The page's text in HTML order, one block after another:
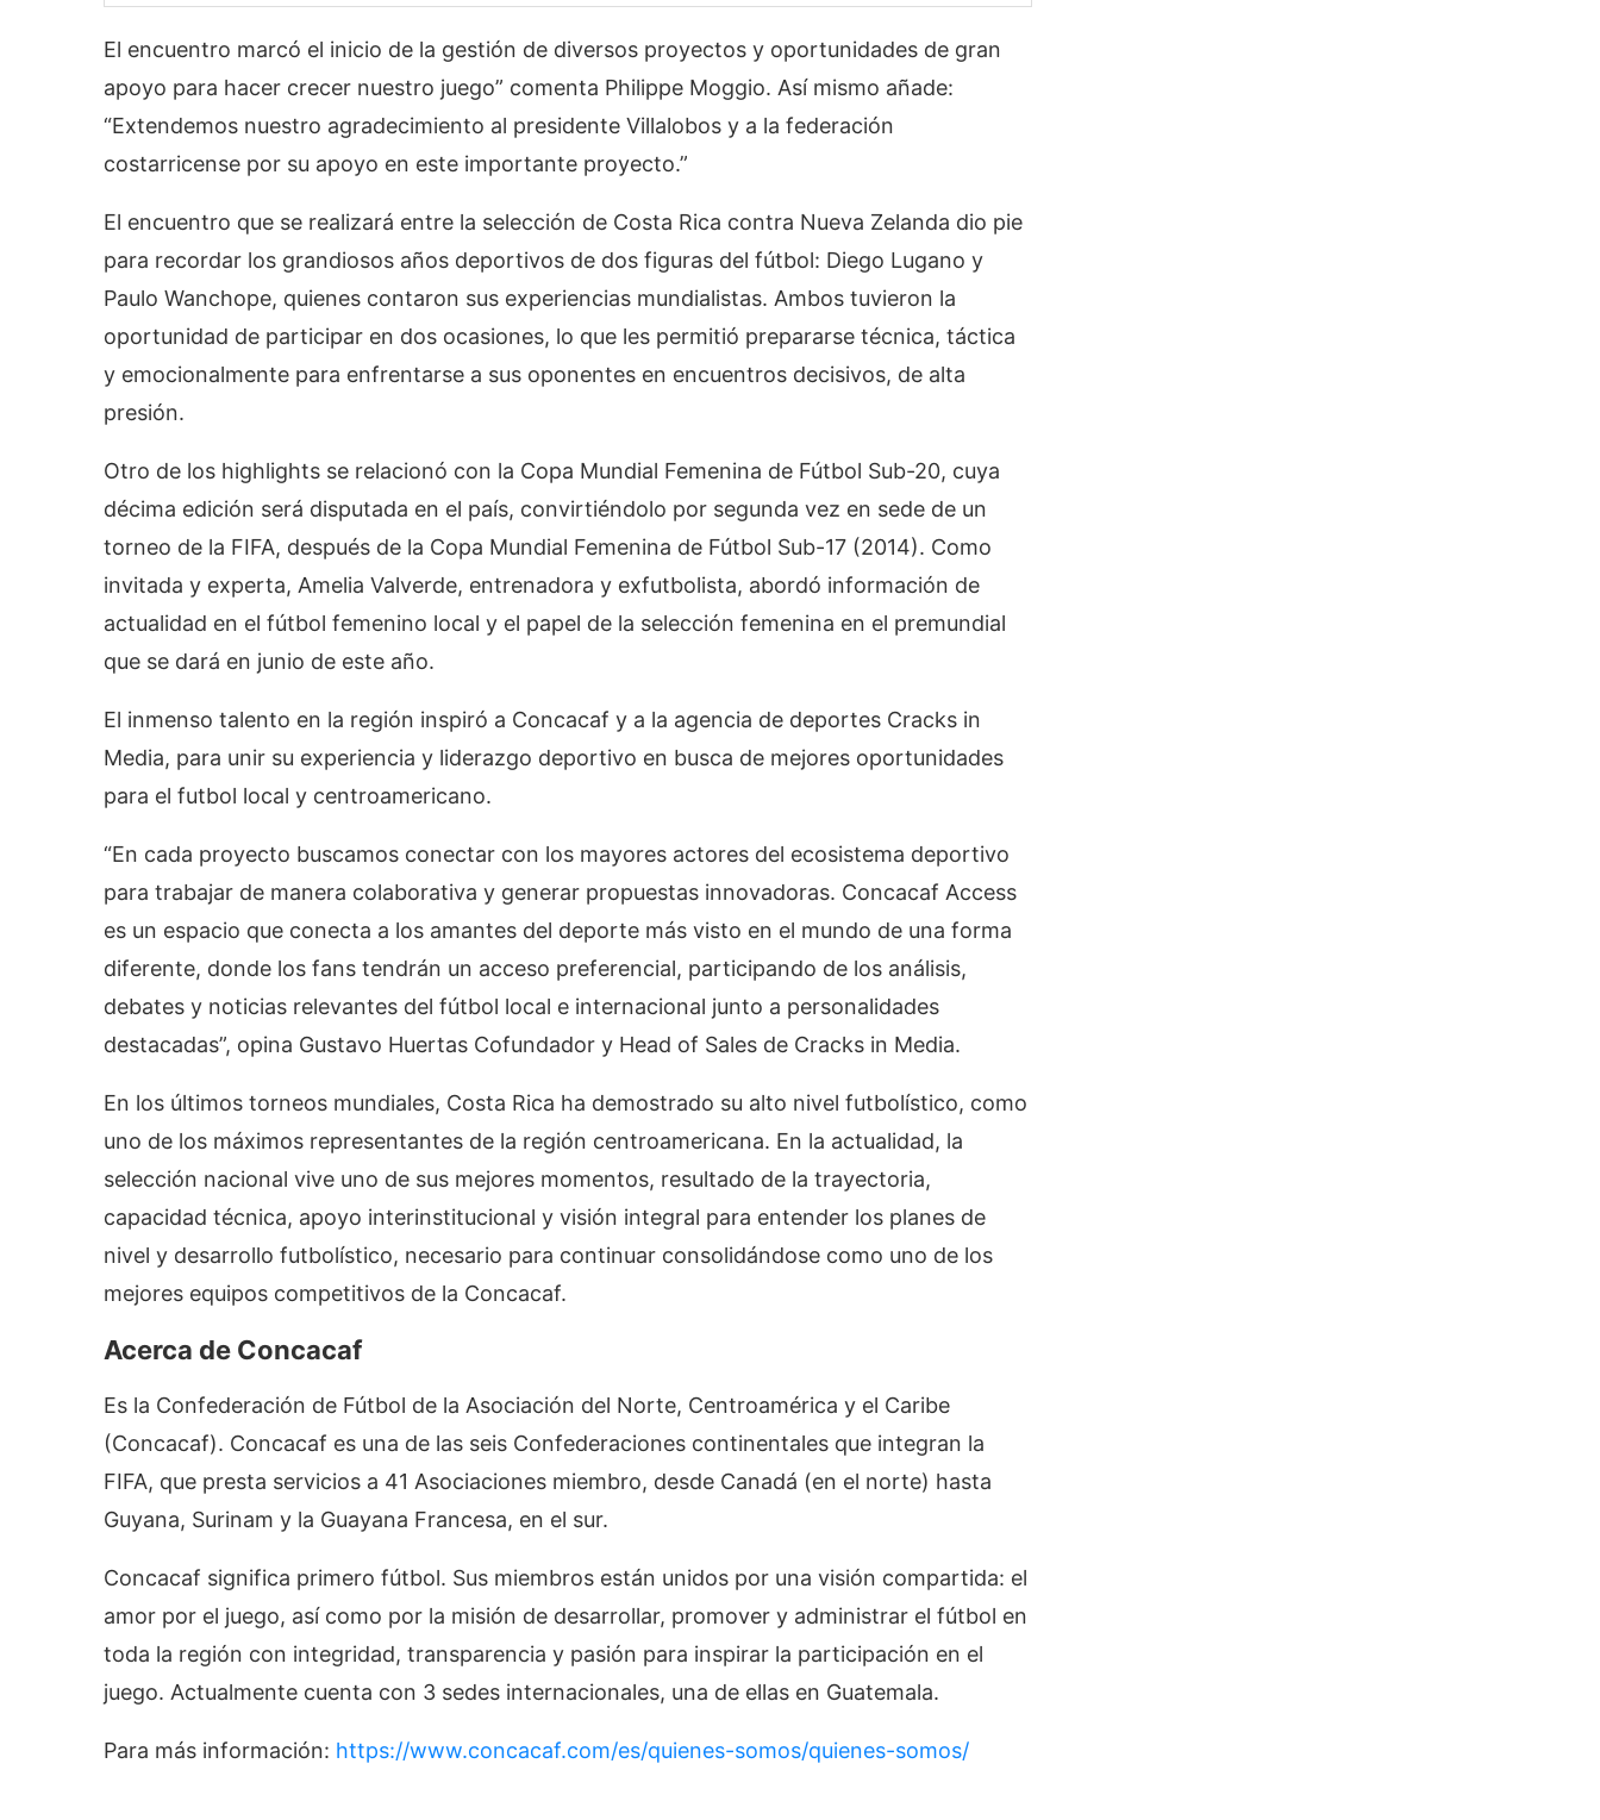
El encuentro marcó el inicio de la gestión de diversos proyectos y oportunidades de gran
apoyo para hacer crecer nuestro juego” comenta Philippe Moggio. Así mismo añade:
“Extendemos nuestro agradecimiento al presidente Villalobos y a la federación
costarricense por su apoyo en este importante proyecto.”
El encuentro que se realizará entre la selección de Costa Rica contra Nueva Zelanda dio pie
para recordar los grandiosos años deportivos de dos figuras del fútbol: Diego Lugano y
Paulo Wanchope, quienes contaron sus experiencias mundialistas. Ambos tuvieron la
oportunidad de participar en dos ocasiones, lo que les permitió prepararse técnica, táctica
y emocionalmente para enfrentarse a sus oponentes en encuentros decisivos, de alta
presión.
Otro de los highlights se relacionó con la Copa Mundial Femenina de Fútbol Sub-20, cuya
décima edición será disputada en el país, convirtiéndolo por segunda vez en sede de un
torneo de la FIFA, después de la Copa Mundial Femenina de Fútbol Sub-17 (2014). Como
invitada y experta, Amelia Valverde, entrenadora y exfutbolista, abordó información de
actualidad en el fútbol femenino local y el papel de la selección femenina en el premundial
que se dará en junio de este año.
El inmenso talento en la región inspiró a Concacaf y a la agencia de deportes Cracks in
Media, para unir su experiencia y liderazgo deportivo en busca de mejores oportunidades
para el futbol local y centroamericano.
“En cada proyecto buscamos conectar con los mayores actores del ecosistema deportivo
para trabajar de manera colaborativa y generar propuestas innovadoras. Concacaf Access
es un espacio que conecta a los amantes del deporte más visto en el mundo de una forma
diferente, donde los fans tendrán un acceso preferencial, participando de los análisis,
debates y noticias relevantes del fútbol local e internacional junto a personalidades
destacadas”, opina Gustavo Huertas Cofundador y Head of Sales de Cracks in Media.
En los últimos torneos mundiales, Costa Rica ha demostrado su alto nivel futbolístico, como
uno de los máximos representantes de la región centroamericana. En la actualidad, la
selección nacional vive uno de sus mejores momentos, resultado de la trayectoria,
capacidad técnica, apoyo interinstitucional y visión integral para entender los planes de
nivel y desarrollo futbolístico, necesario para continuar consolidándose como uno de los
mejores equipos competitivos de la Concacaf.
Acerca de Concacaf
Es la Confederación de Fútbol de la Asociación del Norte, Centroamérica y el Caribe
(Concacaf). Concacaf es una de las seis Confederaciones continentales que integran la
FIFA, que presta servicios a 41 Asociaciones miembro, desde Canadá (en el norte) hasta
Guyana, Surinam y la Guayana Francesa, en el sur.
Concacaf significa primero fútbol. Sus miembros están unidos por una visión compartida: el
amor por el juego, así como por la misión de desarrollar, promover y administrar el fútbol en
toda la región con integridad, transparencia y pasión para inspirar la participación en el
juego. Actualmente cuenta con 3 sedes internacionales, una de ellas en Guatemala.
Para más información: https://www.concacaf.com/es/quienes-somos/quienes-somos/